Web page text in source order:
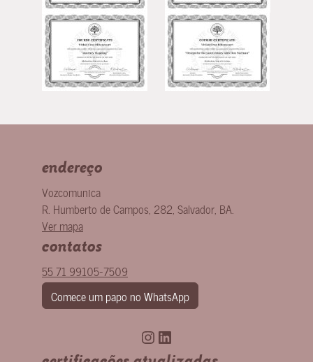
endereço
Vozcomunica
R. Humberto de Campos, 282 Salvador BA
Ver mapa
contatos
55 71 99105-7509
Comece um papo no WhatsApp
Instagram
LinkedIn